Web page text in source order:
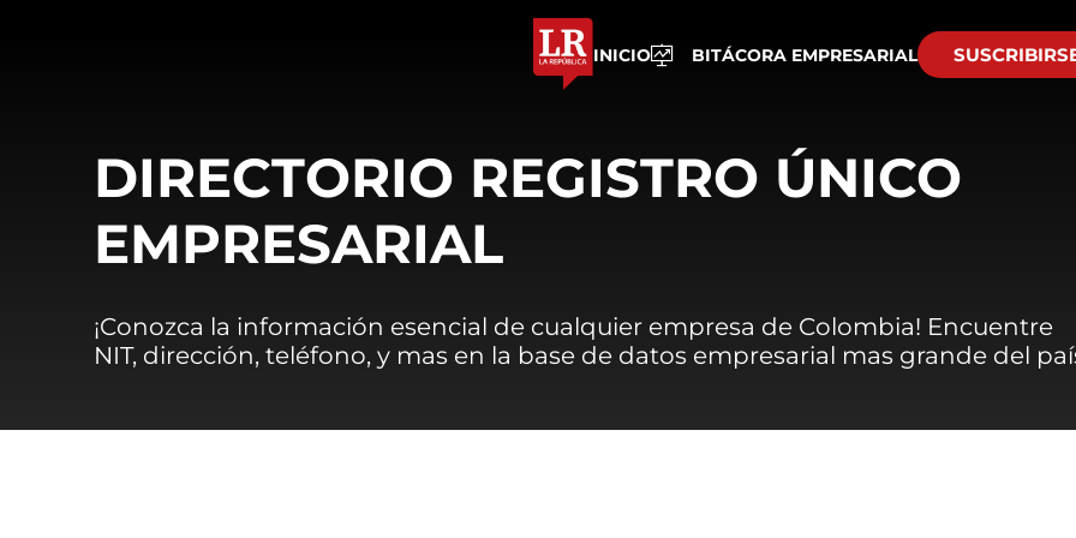
INICIO BITÁCORA EMPRESARIAL
DIRECTORIO REGISTRO ÚNICO
EMPRESARIAL
¡Conozca la información esencial de cualquier empresa de Colombia! Encuentre
NIT, dirección, teléfono, y mas en la base de datos empresarial mas grande del